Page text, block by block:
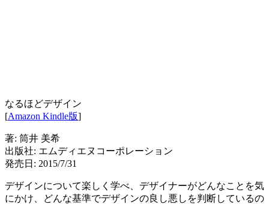
なるほどデザイン
[Amazon Kindle版]
著: 筒井 美希
出版社: エムディエヌコーポレーション
発売日: 2015/7/31
デザインについて楽しく学べ、デザイナーがどんなことを気
にかけ、どんな基準でデザインの良し悪しを判断しているの